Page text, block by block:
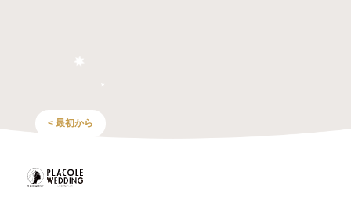
< 最初から